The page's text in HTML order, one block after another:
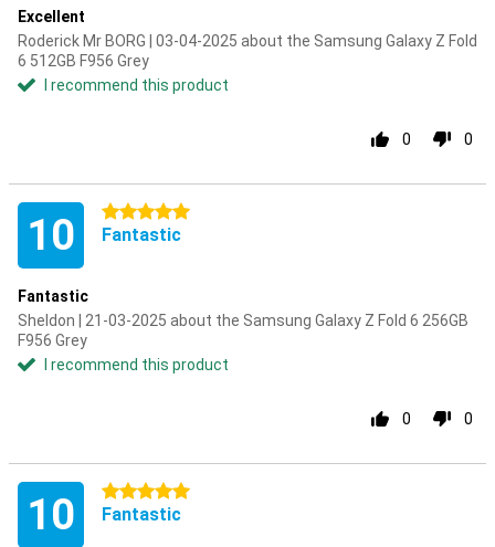
Excellent
Roderick Mr BORG | 03-04-2025 about the Samsung Galaxy Z Fold
6 512GB F956 Grey
I recommend this product
0 0
10 5 stars
Fantastic
Fantastic
Sheldon | 21-03-2025 about the Samsung Galaxy Z Fold 6 256GB
F956 Grey
I recommend this product
0 0
10 5 stars
Fantastic